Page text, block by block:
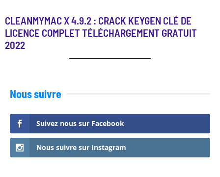
CLEANMYMAC X 4.9.2 : CRACK KEYGEN CLÉ DE
LICENCE COMPLET TÉLÉCHARGEMENT GRATUIT
2022
Nous suivre
Suivez nous sur Facebook
Nous suivre sur Instagram